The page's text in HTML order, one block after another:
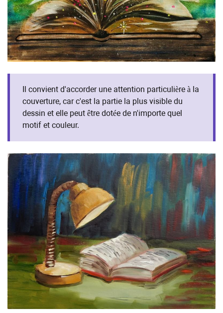
Il convient d'accorder une attention particulière à la
couverture, car c'est la partie la plus visible du
dessin et elle peut être dotée de n'importe quel
motif et couleur.